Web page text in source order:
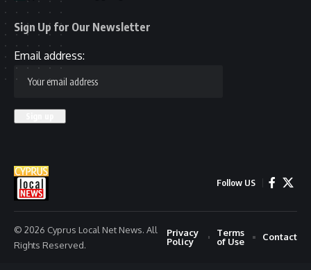
Sign Up for Our Newsletter
Email address:
Follow US
© 2026 Cyprus Local Net News. All
Rights Reserved.
Privacy
Policy
Terms
of Use
Contact